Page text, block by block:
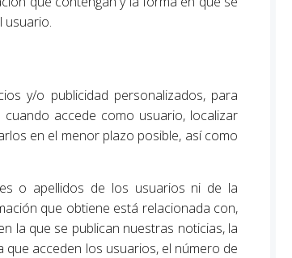
usuario.
y/o publicidad personalizados, para
accede como usuario, localizar
en el menor plazo posible, así como
o apellidos de los usuarios ni de la
que obtiene está relacionada con,
la que se publican nuestras noticias, la
que acceden los usuarios, el número de